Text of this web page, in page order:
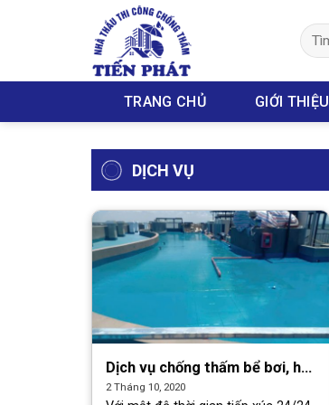
Tìm
kiếm:
TRANG CHỦ GIỚI THIỆU
DỊCH VỤ
Dịch vụ chống thấm bể bơi, hồ
cá Koi
2 Tháng 10, 2020